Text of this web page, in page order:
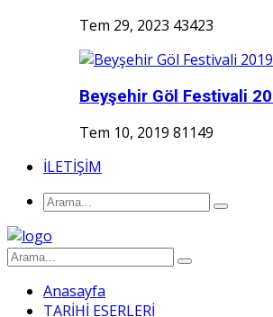
Tem 29, 2023 43423
Beyşehir Göl Festivali
Tem 10, 2019 81149
İLETİŞİM
Anasayfa
TARİHİ ESERLERİ